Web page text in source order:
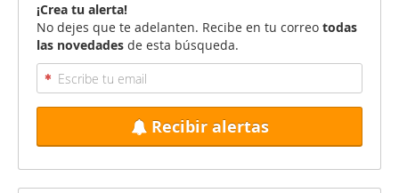
¡Crea tu alerta!
No dejes que te adelanten. Recibe en tu correo todas
las novedades de esta búsqueda.
Recibir alertas